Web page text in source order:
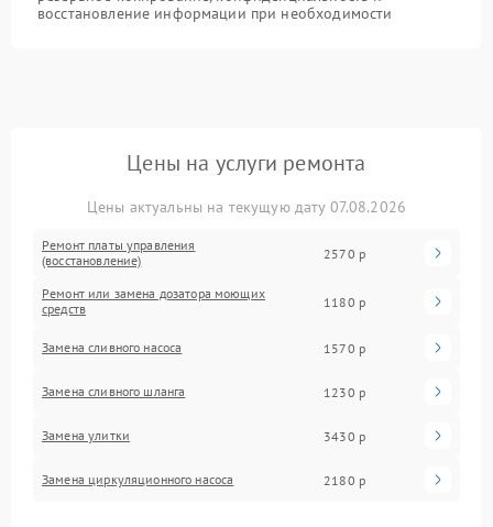
восстановление информации при необходимости
Цены на услуги ремонта
Цены актуальны на текущую дату 07.08.2026
Ремонт платы управления
(восстановление)
2570 р
Ремонт или замена дозатора моющих
средств
1180 р
Замена сливного насоса 1570 р
Замена сливного шланга 1230 р
Замена улитки 3430 р
Замена циркуляционного насоса 2180 р